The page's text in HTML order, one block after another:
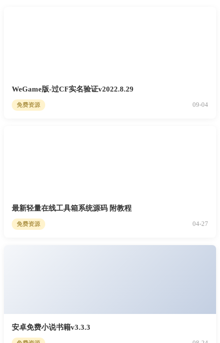
WeGame版-过CF实名验证v2022.8.29
免费资源 09-04
最新轻量在线工具箱系统源码 附教程
免费资源 04-27
安卓免费小说书籍v3.3.3